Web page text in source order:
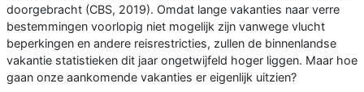
doorgebracht (CBS, 2019). Omdat lange vakanties naar verre
bestemmingen voorlopig niet mogelijk zijn vanwege vlucht
beperkingen en andere reisrestricties, zullen de binnenlandse
vakantie statistieken dit jaar ongetwijfeld hoger liggen. Maar hoe
gaan onze aankomende vakanties er eigenlijk uitzien?